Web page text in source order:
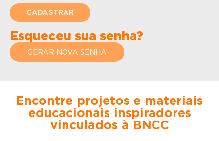
Esqueceu sua senha?
GERAR NOVA SENHA
Encontre projetos e materiais
educacionais inspiradores
vinculados à BNCC